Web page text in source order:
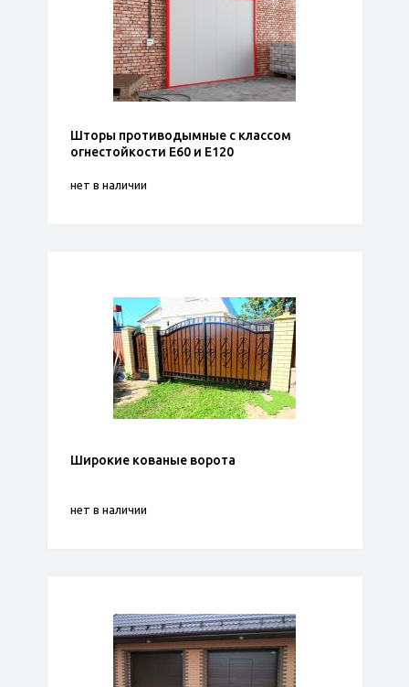
Шторы противодымные с классом
огнестойкости Е60 и Е120
нет в наличии
Широкие кованые ворота
нет в наличии